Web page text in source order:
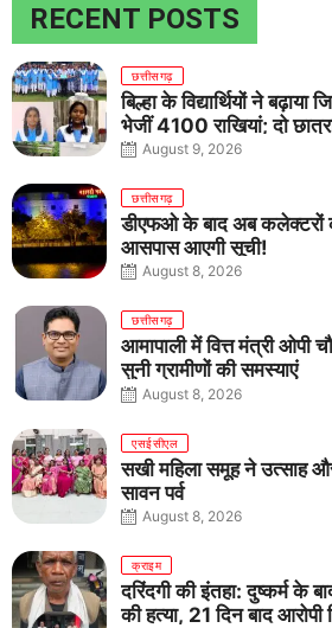
RECENT POSTS
छत्तीसगढ़
बिल्हा के विद्यार्थियों ने
भेजीं 4100 राखियां; दो
राष्ट्रीय चयन
August 9, 2026
छत्तीसगढ़
डीएफओ के बाद अब कलेक्टरों
आसपास आएगी सूची!
August 8, 2026
छत्तीसगढ़
आमापाली में वित्त मंत्री ओपी
सुनी ग्रामीणों की समस्याएं
August 8, 2026
एसईसीएल
सखी महिला समूह ने उत्साह
सावन पर्व
August 8, 2026
क्राइम
दरिंदगी की इंतहा: दुष्कर्म के
की हत्या, 21 दिन बाद आरोपी